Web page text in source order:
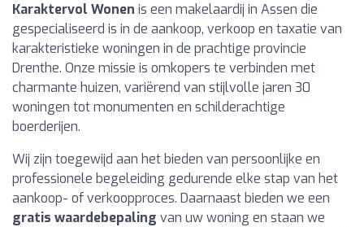
Karaktervol Wonen is een makelaardij in Assen die
gespecialiseerd is in de aankoop, verkoop en taxatie van
karakteristieke woningen in de prachtige provincie
Drenthe. Onze missie is omkopers te verbinden met
charmante huizen, variërend van stijlvolle jaren 30
woningen tot monumenten en schilderachtige
boerderijen.
Wij zijn toegewijd aan het bieden van persoonlijke en
professionele begeleiding gedurende elke stap van het
aankoop- of verkoopproces. Daarnaast bieden we een
gratis waardebepaling van uw woning en staan we